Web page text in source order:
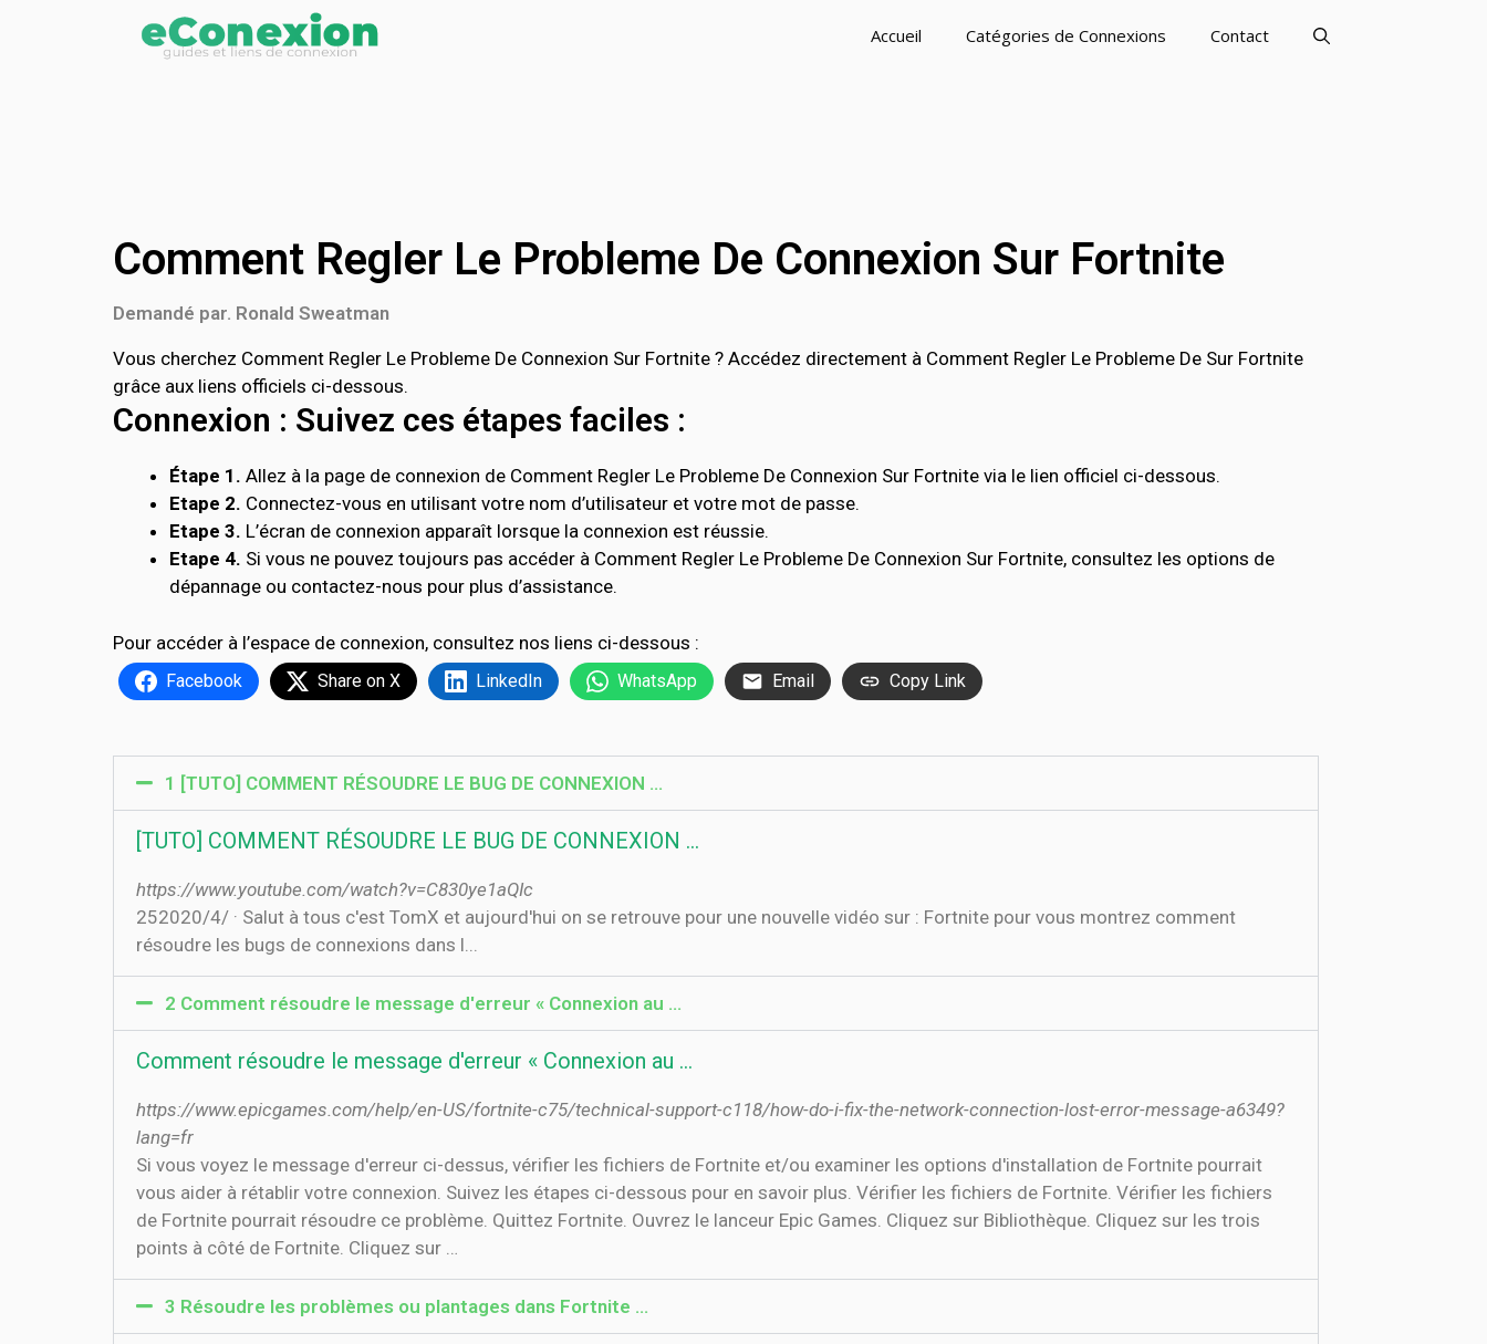
Accueil Catégories de Connexions Contact
Comment Regler Le Probleme De Connexion Sur Fortnite
Demandé par. Ronald Sweatman
Vous cherchez Comment Regler Le Probleme De Connexion Sur Fortnite ? Accédez directement à Comment Regler Le Probleme De Sur Fortnite
grâce aux liens officiels ci-dessous.
Connexion : Suivez ces étapes faciles :
Étape 1. Allez à la page de connexion de Comment Regler Le Probleme De Connexion Sur Fortnite via le lien officiel ci-dessous.
Etape 2. Connectez-vous en utilisant votre nom d’utilisateur et votre mot de passe.
Etape 3. L’écran de connexion apparaît lorsque la connexion est réussie.
Etape 4. Si vous ne pouvez toujours pas accéder à Comment Regler Le Probleme De Connexion Sur Fortnite, consultez les options de
dépannage ou contactez-nous pour plus d’assistance.
Pour accéder à l’espace de connexion, consultez nos liens ci-dessous :
Facebook Share on X LinkedIn WhatsApp Email Copy Link
1 [TUTO] COMMENT RÉSOUDRE LE BUG DE CONNEXION …
[TUTO] COMMENT RÉSOUDRE LE BUG DE CONNEXION …
https://www.youtube.com/watch?v=C830ye1aQIc
25‏‏/4‏‏/2020 · Salut à tous c'est TomX et aujourd'hui on se retrouve pour une nouvelle vidéo sur : Fortnite pour vous montrez comment
résoudre les bugs de connexions dans l...
2 Comment résoudre le message d'erreur « Connexion au …
Comment résoudre le message d'erreur « Connexion au …
https://www.epicgames.com/help/en-US/fortnite-c75/technical-support-c118/how-do-i-fix-the-network-connection-lost-error-message-a6349?
lang=fr
Si vous voyez le message d'erreur ci-dessus, vérifier les fichiers de Fortnite et/ou examiner les options d'installation de Fortnite pourrait
vous aider à rétablir votre connexion. Suivez les étapes ci-dessous pour en savoir plus. Vérifier les fichiers de Fortnite. Vérifier les fichiers
de Fortnite pourrait résoudre ce problème. Quittez Fortnite. Ouvrez le lanceur Epic Games. Cliquez sur Bibliothèque. Cliquez sur les trois
points à côté de Fortnite. Cliquez sur …
3 Résoudre les problèmes ou plantages dans Fortnite ...